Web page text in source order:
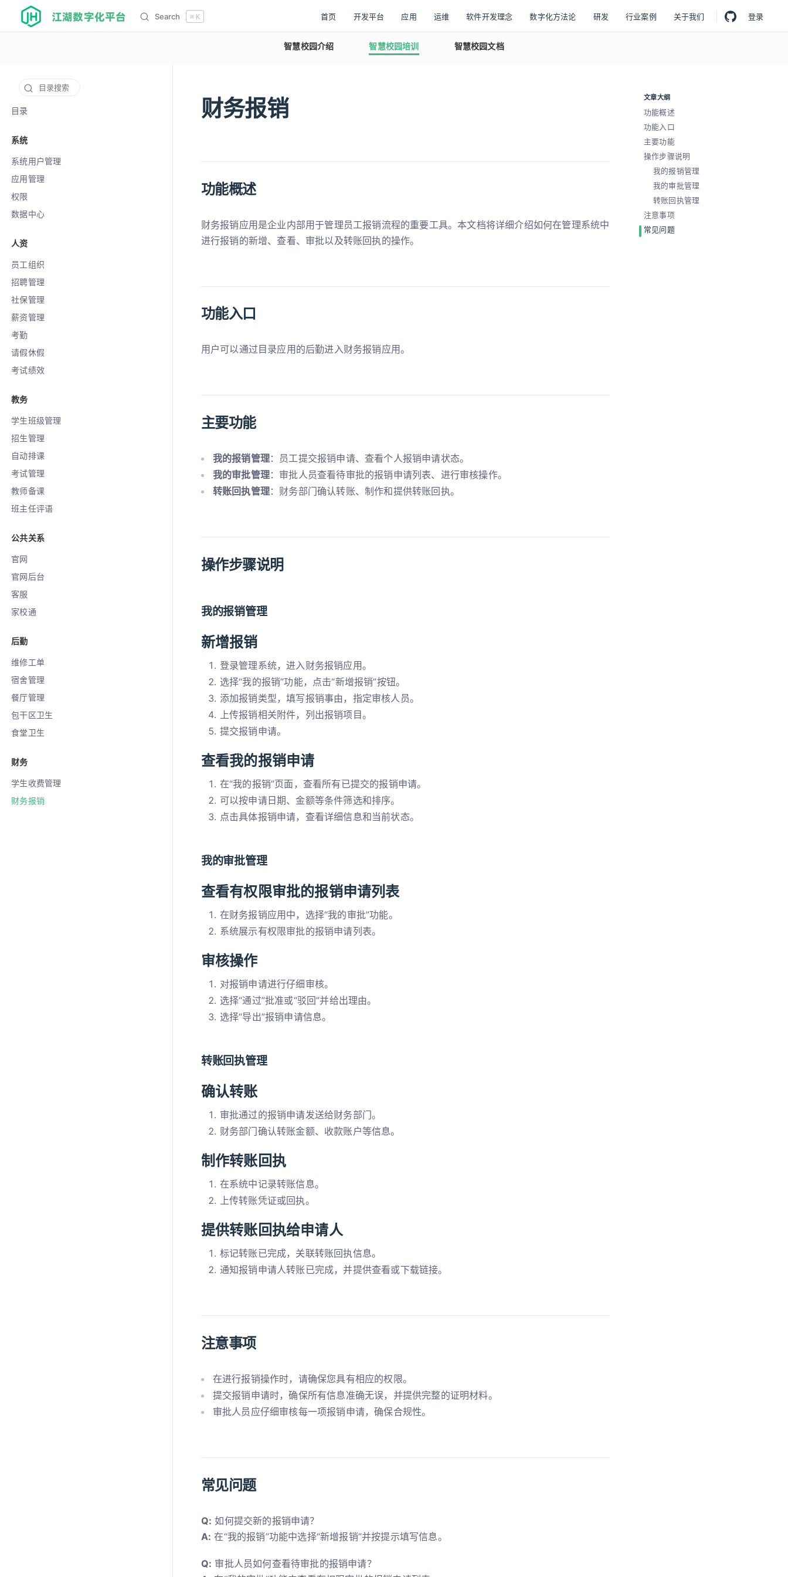
江湖数字化平台 Search ⌘ K 首页 开发平台 应用 运维 软件开发理念 数字化方法论 研发 行业案例 关于我们 登录
智慧校园介绍 智慧校园培训 智慧校园文档
目录搜索
目录
系统
系统用户管理
应用管理
权限
数据中心
人资
员工组织
招聘管理
社保管理
薪资管理
考勤
请假休假
考试绩效
教务
学生班级管理
招生管理
自动排课
考试管理
教师备课
班主任评语
公共关系
官网
官网后台
客服
家校通
后勤
维修工单
宿舍管理
餐厅管理
包干区卫生
食堂卫生
财务
学生收费管理
财务报销
财务报销
12113
功能概述
财务报销应用是企业内部用于管理员工报销流程的重要工具。本文档将详细介绍如何在管理系统中
进行报销的新增、查看、审批以及转账回执的操作。
功能入口
用户可以通过目录应用的后勤进入财务报销应用。
主要功能
我的报销管理：员工提交报销申请、查看个人报销申请状态。
我的审批管理：审批人员查看待审批的报销申请列表、进行审核操作。
转账回执管理：财务部门确认转账、制作和提供转账回执。
操作步骤说明
我的报销管理
新增报销
登录管理系统，进入财务报销应用。
选择“我的报销”功能，点击“新增报销”按钮。
添加报销类型，填写报销事由，指定审核人员。
上传报销相关附件，列出报销项目。
提交报销申请。
查看我的报销申请
在“我的报销”页面，查看所有已提交的报销申请。
可以按申请日期、金额等条件筛选和排序。
点击具体报销申请，查看详细信息和当前状态。
我的审批管理
查看有权限审批的报销申请列表
在财务报销应用中，选择“我的审批”功能。
系统展示有权限审批的报销申请列表。
审核操作
对报销申请进行仔细审核。
选择“通过”批准或“驳回”并给出理由。
选择“导出”报销申请信息。
转账回执管理
确认转账
审批通过的报销申请发送给财务部门。
财务部门确认转账金额、收款账户等信息。
制作转账回执
在系统中记录转账信息。
上传转账凭证或回执。
提供转账回执给申请人
标记转账已完成，关联转账回执信息。
通知报销申请人转账已完成，并提供查看或下载链接。
注意事项
在进行报销操作时，请确保您具有相应的权限。
提交报销申请时，确保所有信息准确无误，并提供完整的证明材料。
审批人员应仔细审核每一项报销申请，确保合规性。
常见问题
Q: 如何提交新的报销申请？
A: 在“我的报销”功能中选择“新增报销”并按提示填写信息。
Q: 审批人员如何查看待审批的报销申请？
文章大纲
功能概述
功能入口
主要功能
操作步骤说明
我的报销管理
我的审批管理
转账回执管理
注意事项
常见问题